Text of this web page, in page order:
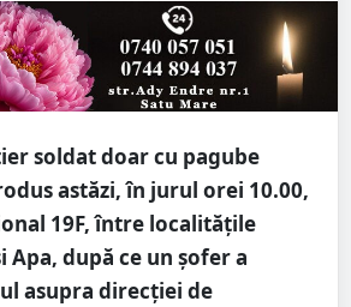
soldat doar cu pagube
astăzi, în jurul orei 10.00,
19F, între localitățile
Apa, după ce un șofer a
asupra direcției de